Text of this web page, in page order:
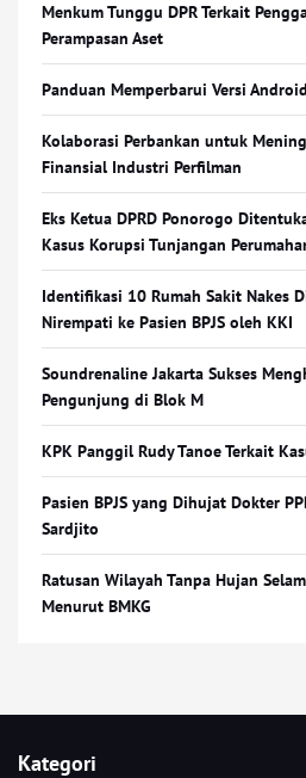
Menkum Tunggu DPR Terkait
Perampasan Aset
Panduan Memperbarui Versi
Kolaborasi Perbankan untuk
Finansial Industri Perfilman
Eks Ketua DPRD Ponorogo
Kasus Korupsi Tunjangan
Identifikasi 10 Rumah Sakit Nakes
Nirempati ke Pasien BPJS oleh KKI
Soundrenaline Jakarta Sukses
Pengunjung di Blok M
KPK Panggil Rudy Tanoe Terkait
Pasien BPJS yang Dihujat Dokter
Sardjito
Ratusan Wilayah Tanpa Hujan
Menurut BMKG
Kategori